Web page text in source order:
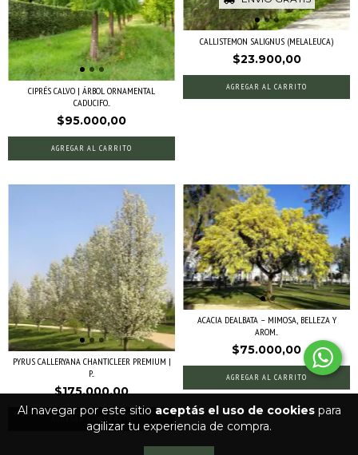
Al navegar por este sitio aceptás el uso de cookiespara
agilizar tu experiencia de compra.
CIPRÉS CALVO | ÁRBOL ORNAMENTAL
CADUCIFO...
$95.000,00
AGREGAR AL CARRITO
CALLISTEMON SALIGNUS (MELALEUCA)
$23.900,00
AGREGAR AL CARRITO
PYRUS CALLERYANA CHANTICLEER PREMIUM |
P...
$175.000,00
AGREGAR AL CARRITO
ACACIA DEALBATA – MIMOSA, BELLEZA Y
AROM...
$75.000,00
AGREGAR AL CARRITO